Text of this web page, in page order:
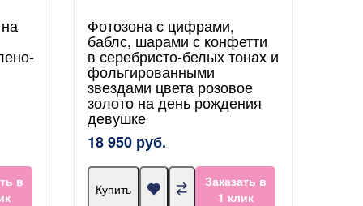
в
Фотозона с цифрами,
баблс, шарами с конфетти
в серебристо-белых тонах и
фольгированными
звездами цвета розовое
золото на день рождения
девушке
18 950 руб.
Купить
Заказать в
1 клик